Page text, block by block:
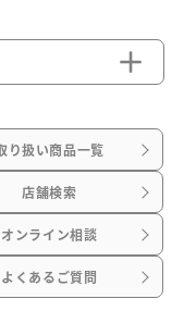
り扱い商品一覧
店舗検索
オンライン相談
よくあるご質問